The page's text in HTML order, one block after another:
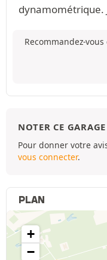
dynamométrique.
Recommandez-
NOTER CE GARAGE
Pour donner votre
vous connecter.
PLAN
+
−